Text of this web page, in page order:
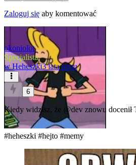
Zaloguj się aby komentować
okoniolot
Specjalista
w Heheszki3 lata temu
6
Kiedy widzisz, że @dev znowu docenił
#heheszki #hejto #memy